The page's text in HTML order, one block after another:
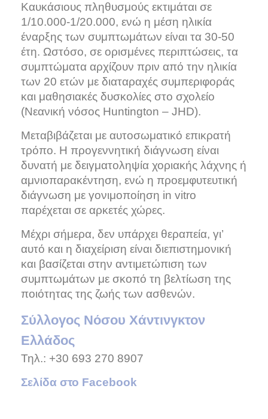
Καυκάσιους πληθυσμούς εκτιμάται σε
1/10.000-1/20.000, ενώ η μέση ηλικία
έναρξης των συμπτωμάτων είναι τα 30-50
έτη. Ωστόσο, σε ορισμένες περιπτώσεις, τα
συμπτώματα αρχίζουν πριν από την ηλικία
των 20 ετών με διαταραχές συμπεριφοράς
και μαθησιακές δυσκολίες στο σχολείο
(Νεανική νόσος Huntington – JHD).
Μεταβιβάζεται με αυτοσωματικό επικρατή
τρόπο. Η προγεννητική διάγνωση είναι
δυνατή με δειγματοληψία χοριακής λάχνης ή
αμνιοπαρακέντηση, ενώ η προεμφυτευτική
διάγνωση με γονιμοποίηση in vitro
παρέχεται σε αρκετές χώρες.
Μέχρι σήμερα, δεν υπάρχει θεραπεία, γι’
αυτό και η διαχείριση είναι διεπιστημονική
και βασίζεται στην αντιμετώπιση των
συμπτωμάτων με σκοπό τη βελτίωση της
ποιότητας της ζωής των ασθενών.
Σύλλογος Νόσου Χάντινγκτον
Ελλάδος
Τηλ.: +30 693 270 8907
Σελίδα στο Facebook